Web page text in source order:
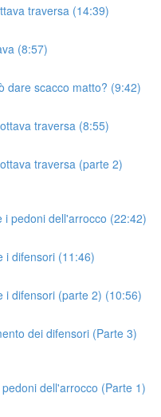
traversa (14:39)
(8:57)
dare scacco matto? (9:42)
traversa (8:55)
traversa (parte 2)
pedoni dell'arrocco (22:42)
i difensori (11:46)
i difensori (parte 2) (10:56)
dei difensori (Parte 3)
dell'arrocco (Parte 1)